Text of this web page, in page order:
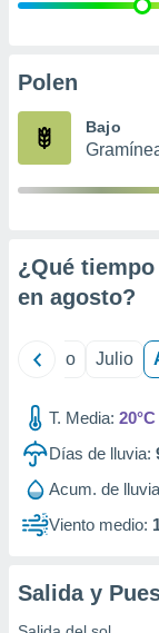
e
publicidad
Polen
Bajo
¿Qué
en agosto?
Junio Julio
T. Media: 20°C
Días de lluvia:
Acum. de
Viento medio:
Salida y